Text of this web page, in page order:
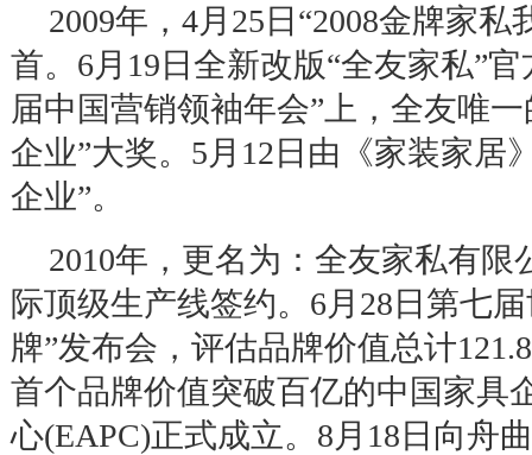
2009年， 4月 25 日 “2008金牌家私
首。 6月 19 日全新改版“全友家私”官
届中国营销领袖年会” 上，全友唯
企业”大奖。 5月 12 日由《家装家居
企业”。
2010年，更名为：全友家私有限
际顶级生产线签约。 6月 28 日第七
牌”发布会，评估品牌价值总计
首个品牌价值突破百亿的中国家具
心(EAPC)正式成立。 8月 18 日向舟